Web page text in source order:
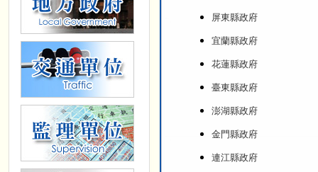
屏東縣政府
宜蘭縣政府
花蓮縣政府
臺東縣政府
澎湖縣政府
金門縣政府
連江縣政府